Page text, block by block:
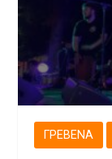
ΓΡΕΒΕΝΆ